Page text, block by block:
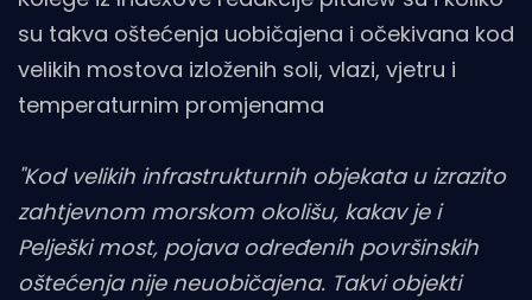
su takva oštećenja uobičajena i očekivana kod
velikih mostova izloženih soli, vlazi, vjetru i
temperaturnim promjenama
"Kod velikih infrastrukturnih objekata u izrazito
zahtjevnom morskom okolišu, kakav je i
Pelješki most, pojava određenih površinskih
oštećenja nije neuobičajena. Takvi objekti